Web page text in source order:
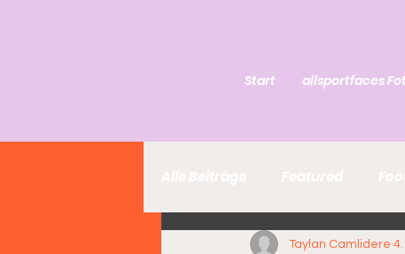
Start allsportfaces
Taylan Camlidere